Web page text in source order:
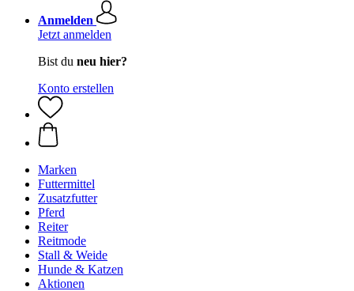
Anmelden
Jetzt anmelden
Bist du neu hier?
Konto erstellen
Marken
Futtermittel
Zusatzfutter
Pferd
Reiter
Reitmode
Stall & Weide
Hunde & Katzen
Aktionen